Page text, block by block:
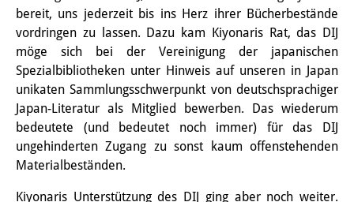
Universitäre Sondersammlungen in
Japan
Join us!
Wissenschaftliche MitarbeiterInnen
Stipendienprogramm für
Promovierende
bereit, uns jederzeit bis ins Herz ihrer Bücherbestände
vordringen zu lassen. Dazu kam Kiyonaris Rat, das DIJ
möge sich bei der Vereinigung der japanischen
Spezialbibliotheken unter Hinweis auf unseren in Japan
unikaten Sammlungsschwerpunkt von deutschsprachiger
Japan-Literatur als Mitglied bewerben. Das wiederum
bedeutete (und bedeutet noch immer) für das DIJ
ungehinderten Zugang zu sonst kaum offenstehenden
Materialbeständen.
Kiyonaris Unterstützung des DIJ ging aber noch weiter.